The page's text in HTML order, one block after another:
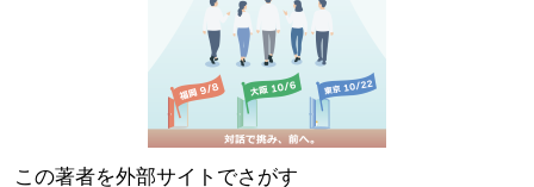
この著者を外部サイトでさがす